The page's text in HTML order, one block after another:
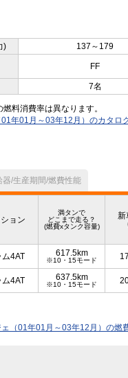
)
137～179
FF
7名
料消費率は異なります。
01年01月～03年12月）のカタロ
/生産期間/燃費性能
ション
満タンで
どこまで走る？
(燃費xタンク容量)
新
ム4AT 617.5km
※10・15モード
ム4AT 637.5km
※10・15モード
ェ（01年01月～03年12月）の燃